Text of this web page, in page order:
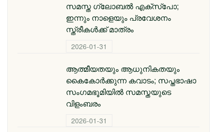
സമസ്ത ഗ്ലോബൽ എക്സ്പോ;
ഇന്നും നാളെയും പ്രവേശനം
സ്ത്രീകൾക്ക് മാത്രം
2026-01-31
ആത്മീയതയും ആധുനികതയും
കൈകോർക്കുന്ന കവാടം; സപ്തഭാഷാ
സംഗമഭൂമിയിൽ സമസ്തയുടെ
വിളംബരം
2026-01-31